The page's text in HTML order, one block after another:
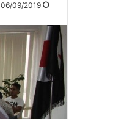
06/09/2019